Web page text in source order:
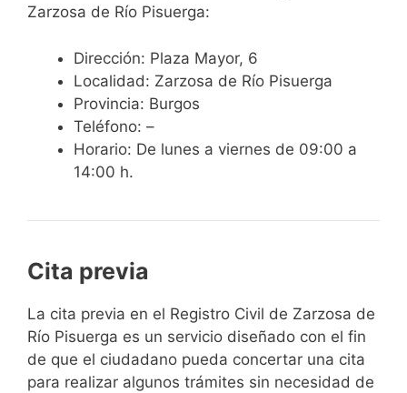
Zarzosa de Río Pisuerga:
Dirección: Plaza Mayor, 6
Localidad: Zarzosa de Río Pisuerga
Provincia: Burgos
Teléfono: –
Horario: De lunes a viernes de 09:00 a
14:00 h.
Cita previa
​​​​​​​​​​​​​​​​​​​​​​​​​​​​La cita previa en el Registro Civil de Zarzosa de
Río Pisuerga es un servicio diseñado con el fin
de que el ciudadano pueda concertar una cita
para realizar algunos trámites sin necesidad de